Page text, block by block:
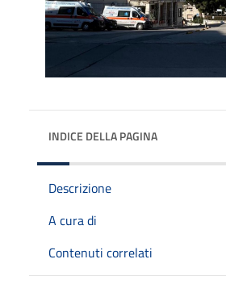
INDICE DELLA PAGINA
Descrizione
A cura di
Contenuti correlati